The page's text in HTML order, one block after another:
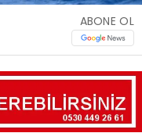
ABONE OL